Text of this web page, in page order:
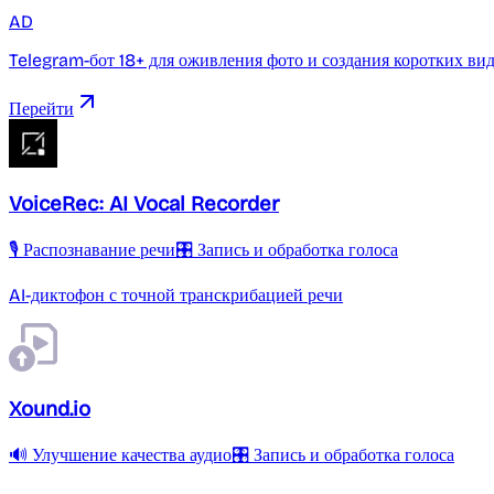
AD
Telegram-бот 18+ для оживления фото и создания коротких
Перейти
VoiceRec: AI Vocal Recorder
🎙️ Распознавание речи🎛️ Запись и обработка голоса
AI-диктофон с точной транскрибацией речи
Xound.io
🔊 Улучшение качества аудио🎛️ Запись и обработка голоса